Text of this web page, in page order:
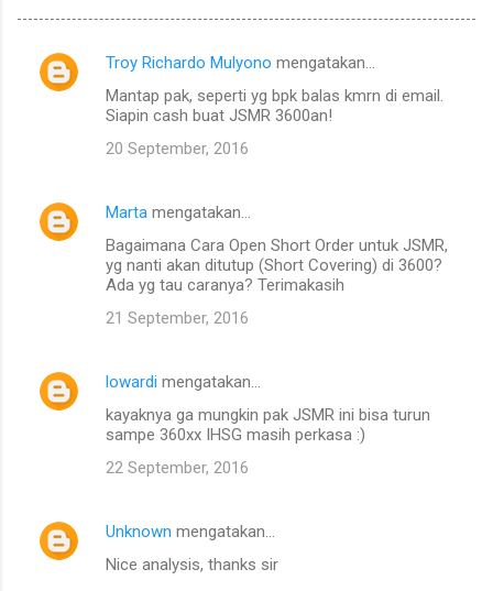
K
t
Troy Richardo Mulyono mengatakan…
Mantap pak, seperti yg bpk balas kmrn di email.
Siapin cash buat JSMR 3600an!
20 September, 2016
Marta mengatakan…
Bagaimana Cara Open Short Order untuk JSMR,
yg nanti akan ditutup (Short Covering) di 3600?
Ada yg tau caranya? Terimakasih
21 September, 2016
lowardi mengatakan…
kayaknya ga mungkin pak JSMR ini bisa turun
sampe 360xx IHSG masih perkasa :)
22 September, 2016
Unknown mengatakan…
Nice analysis, thanks sir